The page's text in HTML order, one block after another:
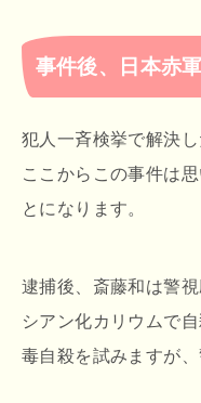
事件後、日本赤
犯人一斉検挙で解決
ここからこの事件は
とになります。
逮捕後、斎藤和は警
シアン化カリウムで
毒自殺を試みますが